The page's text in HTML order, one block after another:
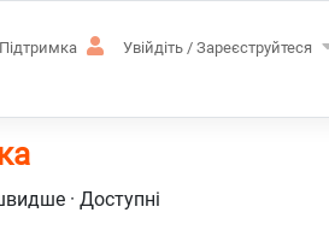
Підтримка Увійдіть / Зареєструйтеся
· Доступні